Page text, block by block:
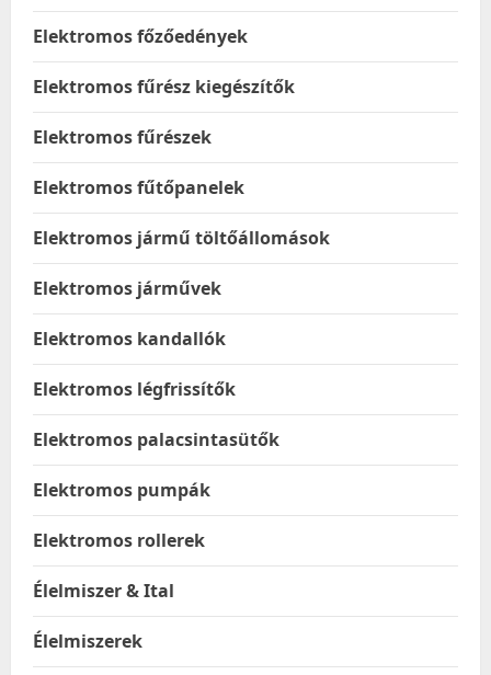
Elektromos főzőedények
Elektromos fűrész kiegészítők
Elektromos fűrészek
Elektromos fűtőpanelek
Elektromos jármű töltőállomások
Elektromos járművek
Elektromos kandallók
Elektromos légfrissítők
Elektromos palacsintasütők
Elektromos pumpák
Elektromos rollerek
Élelmiszer & Ital
Élelmiszerek